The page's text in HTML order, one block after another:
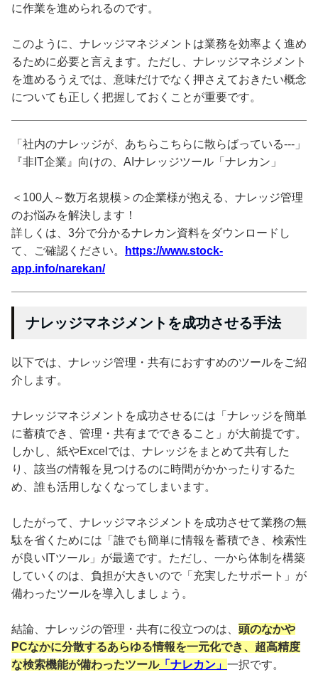
に作業を進められるのです。
このように、ナレッジマネジメントは業務を効率よく進め
るために必要と言えます。ただし、ナレッジマネジメント
を進めるうえでは、意味だけでなく押さえておきたい概念
についても正しく把握しておくことが重要です。
「社内のナレッジが、あちらこちらに散らばっている---」
『非IT企業』向けの、AIナレッジツール「ナレカン」
＜100人～数万名規模＞の企業様が抱える、ナレッジ管理
のお悩みを解決します！
詳しくは、3分で分かるナレカン資料をダウンロードし
て、ご確認ください。
https://www.stock-
app.info/narekan/
ナレッジマネジメントを成功させる手法
以下では、ナレッジ管理・共有におすすめのツールをご紹
介します。
ナレッジマネジメントを成功させるには「ナレッジを簡単
に蓄積でき、管理・共有までできること」が大前提です。
しかし、紙やExcelでは、ナレッジをまとめて共有した
り、該当の情報を見つけるのに時間がかかったりするた
め、誰も活用しなくなってしまいます。
したがって、ナレッジマネジメントを成功させて業務の無
駄を省くためには「誰でも簡単に情報を蓄積でき、検索性
が良いITツール」が最適です。ただし、一から体制を構築
していくのは、負担が大きいので「充実したサポート」が
備わったツールを導入しましょう。
結論、ナレッジの管理・共有に役立つのは、 頭のなかや
PCなかに分散するあらゆる情報を一元化でき、超高精度
な検索機能が備わったツール「ナレカン」 一択です。